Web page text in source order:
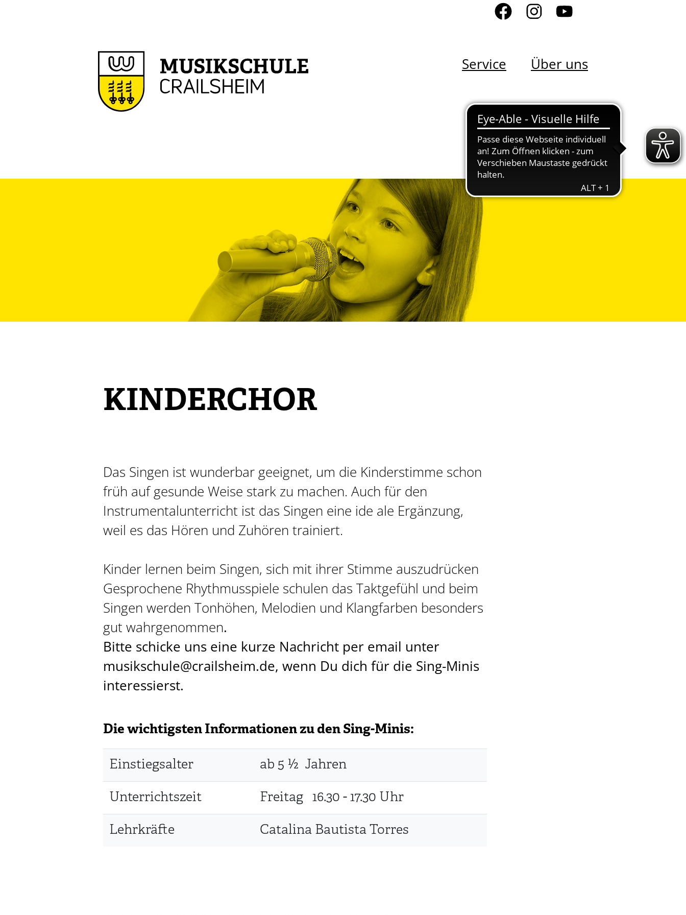
Service Über uns
KINDERCHOR
Das Singen ist wunderbar geeignet, um die Kinderstimme schon
früh auf gesunde Weise stark zu machen. Auch für den
Instrumentalunterricht ist das Singen eine ide ale Ergänzung,
weil es das Hören und Zuhören trainiert.
Kinder lernen beim Singen, sich mit ihrer Stimme auszudrücken
Gesprochene Rhythmusspiele schulen das Taktgefühl und beim
Singen werden Tonhöhen, Melodien und Klangfarben besonders
gut wahrgenommen.
Bitte schicke uns eine kurze Nachricht per email unter
musikschule@crailsheim.de, wenn Du dich für die Sing-Minis
interessierst.
Die wichtigsten Informationen zu den Sing-Minis:
Einstiegsalter
ab 5 ½ Jahren
Unterrichtszeit
Freitag 16.30 - 17.30 Uhr
Lehrkräfte
Catalina Bautista Torres